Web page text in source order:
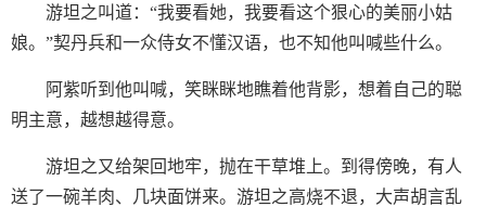
游坦之叫道：“我要看她，我要看这个狠心的美丽小姑
娘。”契丹兵和一众侍女不懂汉语，也不知他叫喊些什么。
阿紫听到他叫喊，笑眯眯地瞧着他背影，想着自己的聪
明主意，越想越得意。
游坦之又给架回地牢，抛在干草堆上。到得傍晚，有人
送了一碗羊肉、几块面饼来。游坦之高烧不退，大声胡言乱